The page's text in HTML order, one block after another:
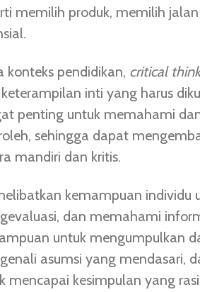
memilih produk, memilih
konteks pendidikan, critical
inti yang harus
penting untuk memahami
sehingga dapat
mandiri dan kritis.
kemampuan individu
dan memahami
untuk mengumpulkan
asumsi yang mendasari,
mencapai kesimpulan yang